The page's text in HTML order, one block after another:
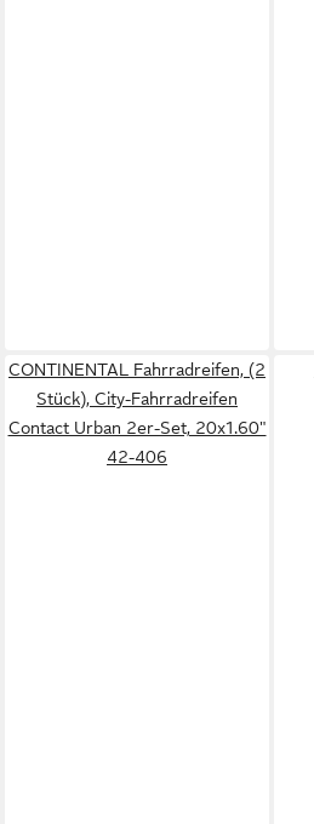
CONTINENTAL Fahrradreifen, (2
Stück), City-Fahrradreifen
Contact Urban 2er-Set, 20x1.60"
42-406